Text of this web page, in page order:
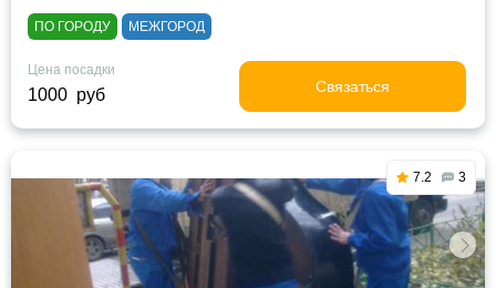
ПО ГОРОДУ МЕЖГОРОД
Цена посадки
1000 руб Связаться
7.2 3